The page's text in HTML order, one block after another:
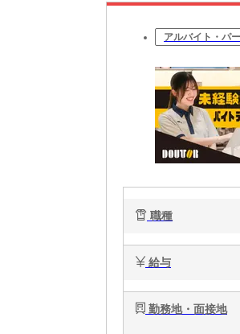
アルバイト・パ
職種
給与
勤務地・面接地